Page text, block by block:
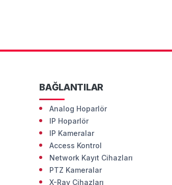
BAĞLANTILAR
Analog Hoparlör
IP Hoparlör
IP Kameralar
Access Kontrol
Network Kayıt Cihazları
PTZ Kameralar
X-Ray Cihazları